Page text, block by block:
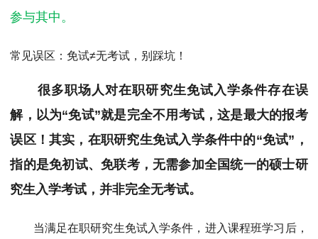
参与其中。
常见误区：免试≠无考试，别踩坑！
很多职场人对在职研究生免试入学条件存在误
解，以为“免试”就是完全不用考试，这是最大的报考
误区！其实，在职研究生免试入学条件中的“免试”，
指的是免初试、免联考，无需参加全国统一的硕士研
究生入学考试，并非完全无考试。
当满足在职研究生免试入学条件，进入课程班学习后，